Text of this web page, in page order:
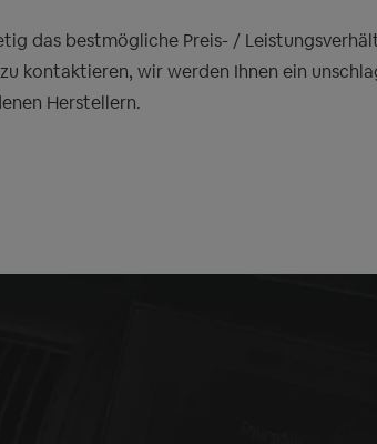
das bestmögliche Preis- /
kontaktieren, wir werden Ihnen ein
Herstellern.